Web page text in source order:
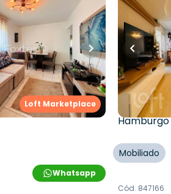
Loft Marketplace
• banheiro•1 vaga
Empreendimento
60 - Novo
,Vila Nova,
Whatsapp
128m²•3
2 vagas
Luiz De
Rua Luiz
Hamburgo
Mobiliado
Cód. 847166